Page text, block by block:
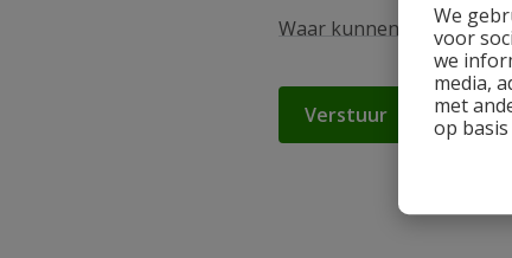
We
voor
we
media,
met
op
Waar kunnen wij je mee
Verstuur